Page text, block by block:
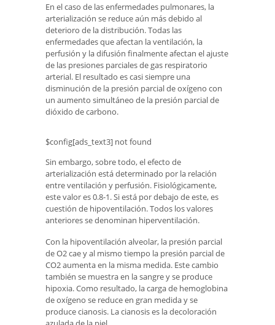
En el caso de las enfermedades pulmonares, la
arterialización se reduce aún más debido al
deterioro de la distribución. Todas las
enfermedades que afectan la ventilación, la
perfusión y la difusión finalmente afectan el ajuste
de las presiones parciales de gas respiratorio
arterial. El resultado es casi siempre una
disminución de la presión parcial de oxígeno con
un aumento simultáneo de la presión parcial de
dióxido de carbono.
$config[ads_text3] not found
Sin embargo, sobre todo, el efecto de
arterialización está determinado por la relación
entre ventilación y perfusión. Fisiológicamente,
este valor es 0.8-1. Si está por debajo de este, es
cuestión de hipoventilación. Todos los valores
anteriores se denominan hiperventilación.
Con la hipoventilación alveolar, la presión parcial
de O2 cae y al mismo tiempo la presión parcial de
CO2 aumenta en la misma medida. Este cambio
también se muestra en la sangre y se produce
hipoxia. Como resultado, la carga de hemoglobina
de oxígeno se reduce en gran medida y se
produce cianosis. La cianosis es la decoloración